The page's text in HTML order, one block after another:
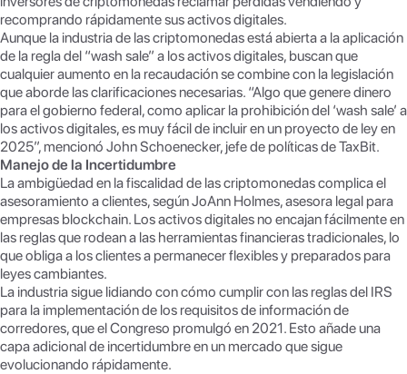
recomprando rápidamente sus activos digitales.
Aunque la industria de las criptomonedas está abierta a la aplicación
de la regla del “wash sale” a los activos digitales, buscan que
cualquier aumento en la recaudación se combine con la legislación
que aborde las clarificaciones necesarias. “Algo que genere dinero
para el gobierno federal, como aplicar la prohibición del ‘wash sale’ a
los activos digitales, es muy fácil de incluir en un proyecto de ley en
2025”, mencionó John Schoenecker, jefe de políticas de TaxBit.
Manejo de la Incertidumbre
La ambigüedad en la fiscalidad de las criptomonedas complica el
asesoramiento a clientes, según JoAnn Holmes, asesora legal para
empresas blockchain. Los activos digitales no encajan fácilmente en
las reglas que rodean a las herramientas financieras tradicionales, lo
que obliga a los clientes a permanecer flexibles y preparados para
leyes cambiantes.
La industria sigue lidiando con cómo cumplir con las reglas del IRS
para la implementación de los requisitos de información de
corredores, que el Congreso promulgó en 2021. Esto añade una
capa adicional de incertidumbre en un mercado que sigue
evolucionando rápidamente.